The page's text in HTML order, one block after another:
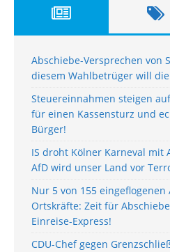
Abschiebe-Versprechen von
diesem Wahlbetrüger will
Steuereinnahmen steigen
für einen Kassensturz und
Bürger!
IS droht Kölner Karneval mit
AfD wird unser Land vor
Nur 5 von 155
Ortskräfte: Zeit für
Einreise-Express!
CDU-Chef gegen